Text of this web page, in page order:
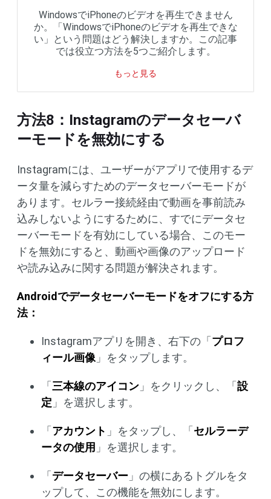
WindowsでiPhoneのビデオを再生できません
か。「WindowsでiPhoneのビデオを再生できな
い」という問題はどう解決しますか。この記事
では役立つ方法を5つご紹介します。
もっと見る
方法8：Instagramのデータセーバ
ーモードを無効にする
Instagramには、ユーザーがアプリで使用するデ
ータ量を減らすためのデータセーバーモードが
あります。セルラー接続経由で動画を事前読み
込みしないようにするために、すでにデータセ
ーバーモードを有効にしている場合、このモー
ドを無効にすると、動画や画像のアップロード
や読み込みに関する問題が解決されます。
Androidでデータセーバーモードをオフにする方
法：
Instagramアプリを開き、右下の「プロフ
ィール画像 」をタップします。
「三本線のアイコン 」をクリックし、「設
定 」を選択します。
「アカウント 」をタップし、「セルラーデ
ータの使用 」を選択します。
「データセーバー 」の横にあるトグルをタ
ップして、この機能を無効にします。